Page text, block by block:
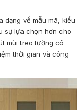
dạng về mẫu mã, kiểu
sự lựa chọn hơn cho
mùi treo tường có
thời gian và công